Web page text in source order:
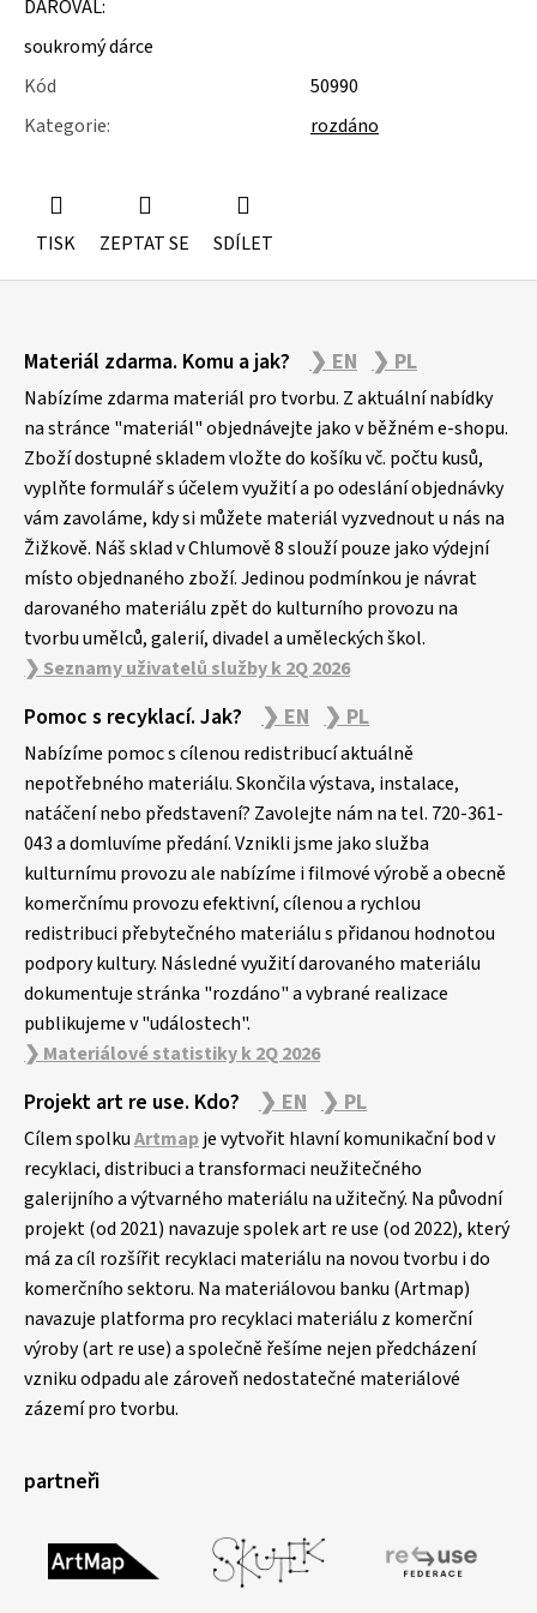
DAROVAL:
soukromý dárce
Kód
50990
Kategorie: rozdáno
TISK ZEPTAT SE SDÍLET
u
e
m
e
KONZOLE
6900KS
Materiál zdarma. Komu a jak? ❯ EN ❯ PL
Nabízíme zdarma materiál pro tvorbu. Z aktuální nabídky
na stránce "materiál" objednávejte jako v běžném e-shopu.
Zboží dostupné skladem vložte do košíku vč. počtu kusů,
vyplňte formulář s účelem využití a po odeslání objednávky
vám zavoláme, kdy si můžete materiál vyzvednout u nás na
Žižkově. Náš sklad v Chlumově 8 slouží pouze jako výdejní
místo objednaného zboží. Jedinou podmínkou je návrat
darovaného materiálu zpět do kulturního provozu na
tvorbu umělců, galerií, divadel a uměleckých škol.
❯ Seznamy uživatelů služby k 2Q 2026
Pomoc s recyklací. Jak? ❯ EN ❯ PL
Nabízíme pomoc s cílenou redistribucí aktuálně
nepotřebného materiálu. Skončila výstava, instalace,
natáčení nebo představení? Zavolejte nám na tel. 720-361-
043 a domluvíme předání. Vznikli jsme jako služba
kulturnímu provozu ale nabízíme i filmové výrobě a obecně
komerčnímu provozu efektivní, cílenou a rychlou
redistribuci přebytečného materiálu s přidanou hodnotou
podpory kultury. Následné využití darovaného materiálu
dokumentuje stránka "rozdáno" a vybrané realizace
publikujeme v "událostech".
❯ Materiálové statistiky k 2Q 2026
Projekt art re use. Kdo? ❯ EN ❯ PL
Cílem spolkuArtmapje vytvořit hlavní komunikační bod v
recyklaci, distribuci a transformaci neužitečného
galerijního a výtvarného materiálu na užitečný. Na původní
projekt (od 2021) navazuje spolek art re use (od 2022), který
má za cíl rozšířit recyklaci materiálu na novou tvorbu i do
komerčního sektoru. Na materiálovou banku (Artmap)
navazuje platforma pro recyklaci materiálu z komerční
výroby (art re use) a společně řešíme nejen předcházení
vzniku odpadu ale zároveň nedostatečné materiálové
zázemí pro tvorbu.
partneři